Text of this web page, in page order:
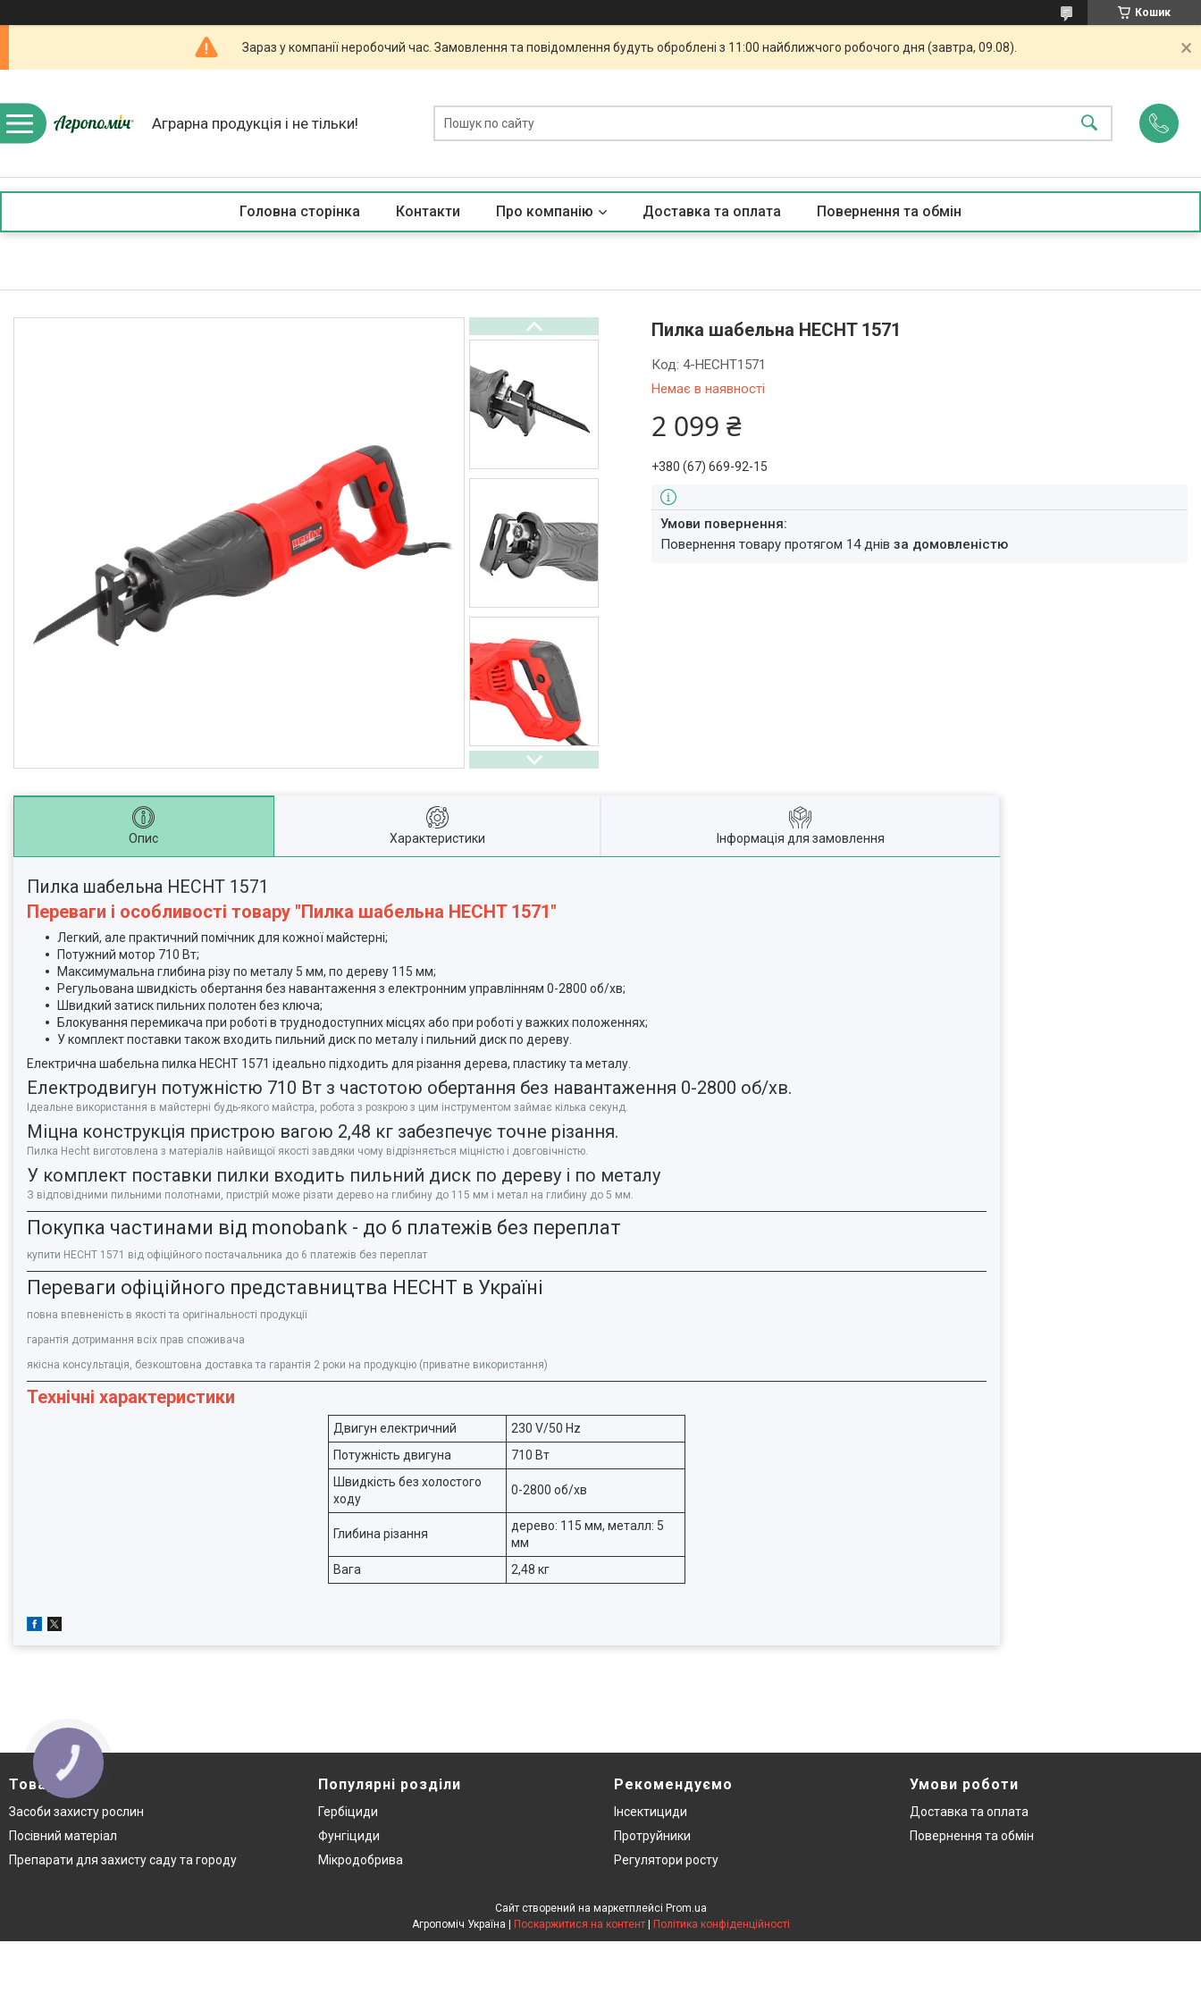
Кошик
Зараз у компанії неробочий час. Замовлення та повідомлення будуть оброблені з 11:00 найближчого робочого дня (завтра, 09.08).
Аграрна продукція і не тільки!
Головна сторінка Контакти Про компанію Доставка та оплата Повернення та обмін
Пилка шабельна HECHT 1571
Немає в наявності
Код:4-HECHT1571
2 099 ₴
+380 (67) 669-92-15
повернення товару протягом 14 днівза домовленістю
Опис Характеристики Інформація для замовлення
Пилка шабельна HECHT 1571
Переваги і особливості товару "Пилка шабельна HECHT 1571"
Легкий, але практичний помічник для кожної майстерні;
Потужний мотор 710 Вт;
Максимумальна глибина різу по металу 5 мм, по дереву 115 мм;
Регульована швидкість обертання без навантаження з електронним управлінням 0-2800 об/хв;
Швидкий затиск пильних полотен без ключа;
Блокування перемикача при роботі в труднодоступних місцях або при роботі у важких положеннях;
У комплект поставки також входить пильний диск по металу і пильний диск по дереву.
Електрична шабельна пилка HECHT 1571 ідеально підходить для різання дерева, пластику та металу.
Електродвигун потужністю 710 Вт з частотою обертання без навантаження 0-2800 об/хв.
Ідеальне використання в майстерні будь-якого майстра, робота з розкрою з цим інструментом займає кілька секунд.
Міцна конструкція пристрою вагою 2,48 кг забезпечує точне різання.
Пилка Hecht виготовлена з матеріалів найвищої якості завдяки чому відрізняється міцністю і довговічністю.
У комплект поставки пилки входить пильний диск по дереву і по металу
З відповідними пильними полотнами, пристрій може різати дерево на глибину до 115 мм і метал на глибину до 5 мм.
Покупка частинами від monobank - до 6 платежів без переплат
купити HECHT 1571 від офіційного постачальника до 6 платежів без переплат
Переваги офіційного представництва HECHT в Україні
повна впевненість в якості та оригінальності продукції
гарантія дотримання всіх прав споживача
якісна консультація, безкоштовна доставка та гарантія 2 роки на продукцію (приватне використання)
Технічні характеристики
Двигун електричний
230 V/50 Hz
Потужність двигуна
710 Вт
Швидкість без холостого
ходу
0-2800 об/хв
Глибина різання
дерево: 115 мм, металл: 5
мм
Вага
2,48 кг
Товари
Засоби захисту рослин
Посівний матеріал
Препарати для захисту саду та городу
Популярні розділи
Гербіциди
Фунгіциди
Мікродобрива
Рекомендуємо
Інсектициди
Протруйники
Регулятори росту
Умови роботи
Доставка та оплата
Повернення та обмін
Сайт створений на маркетплейсі Prom.ua
Агропоміч Україна | Поскаржитися на контент | Політика конфіденційності
КНОПКА
ЗВ'ЯЗКУ